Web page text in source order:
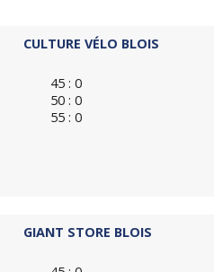
CULTURE VÉLO BLOIS
45 : 0
50 : 0
55 : 0
GIANT STORE BLOIS